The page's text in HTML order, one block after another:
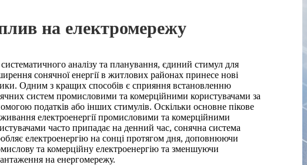
на електромережу
систематичного аналізу та планування, єдиний стимул для
сонячної енергії в житлових районах принесе нові
Одним з кращих способів є сприяння встановленню
систем промисловими та комерційними користувачами за
податків або інших стимулів. Оскільки основне пікове
електроенергії промисловими та комерційними
часто припадає на денний час, сонячна система
електроенергію на сонці протягом дня, доповнюючи
та комерційну електроенергію та зменшуючи
на енергомережу.